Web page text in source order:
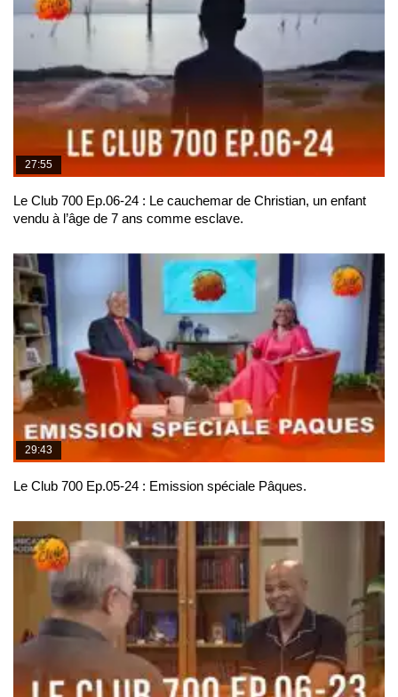
27:55
Le Club 700 Ep.06-24 : Le cauchemar de Christian, un enfant
vendu à l’âge de 7 ans comme esclave.
29:43
Le Club 700 Ep.05-24 : Emission spéciale Pâques.